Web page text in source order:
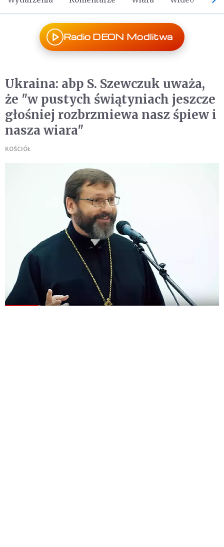
Radio DEON Modlitwa
Ukraina: abp S. Szewczuk uważa,
że "w pustych świątyniach jeszcze
głośniej rozbrzmiewa nasz śpiew i
nasza wiara"
KOŚCIÓŁ